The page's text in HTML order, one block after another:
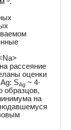
рассеяние
оценки
SAg ~ 4·
образцов,
на